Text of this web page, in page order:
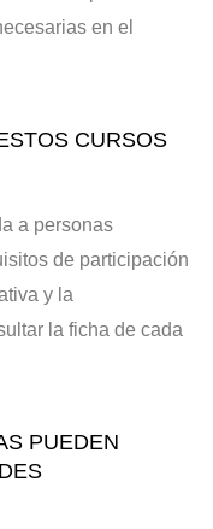
en el
CURSOS
a personas
de participación
y la
la ficha de cada
PUEDEN